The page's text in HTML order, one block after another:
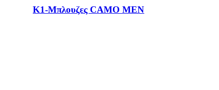
Κ1-Μπλουζες CAMO MEN